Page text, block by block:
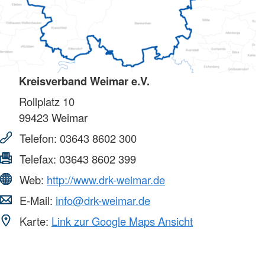
Kreisverband Weimar e.V.
Rollplatz 10
99423Weimar
Telefon: 03643 8602 300
Telefax: 03643 8602 399
Web: http://www.drk-weimar.de
E-Mail: info@drk-weimar.de
Karte: Link zur Google Maps Ansicht